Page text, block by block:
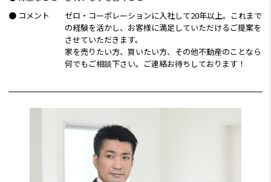
● コメント
ゼロ・コーポレーションに入社して20年以上。これまで
の経験を活かし、お客様に満足していただけるご提案を
させていただきます。
家を売りたい方、買いたい方、その他不動産のことなら
何でもご相談下さい。ご連絡お待ちしております！